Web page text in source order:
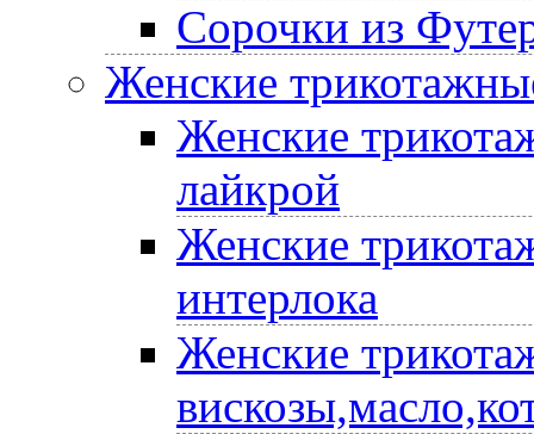
Сорочки из
Женские
Женские
лайкрой
Женские
интерлока
Женские